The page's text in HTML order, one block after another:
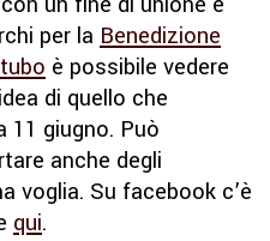
per la Benedizione
tubo è possibile vedere
di quello che
11 giugno. Può
anche degli
voglia. Su facebook c’è
qui.